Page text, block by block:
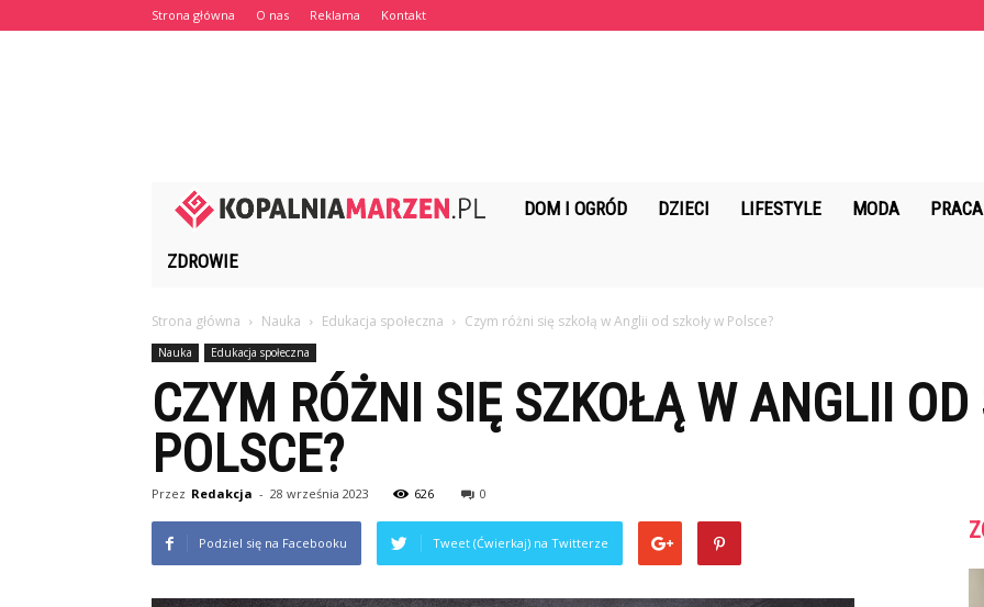
Strona główna O nas Reklama Kontakt
KopalniaMarzen.pl
DOM I OGRÓD DZIECI LIFESTYLE MODA PRACA
ZDROWIE
Strona główna Nauka Edukacja społeczna Czym różni się szkołą w Anglii od szkoły w Polsce?
Nauka Edukacja społeczna
CZYM RÓŻNI SIĘ SZKOŁĄ W ANGLII OD
POLSCE?
Przez Redakcja - 28 września 2023 626 0
Podziel się na Facebooku Tweet (Ćwierkaj) na Twitterze